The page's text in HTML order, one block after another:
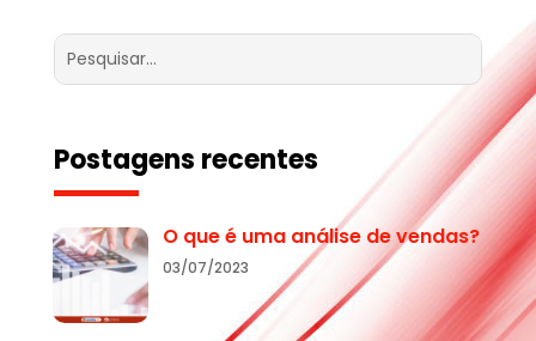
Postagens recentes
O que é uma análise de vendas?
03/07/2023